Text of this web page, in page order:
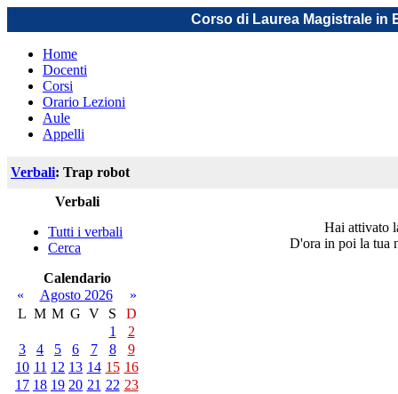
Corso di Laurea Magistrale in
Home
Docenti
Corsi
Orario Lezioni
Aule
Appelli
Verbali: Trap robot
Verbali
Tutti i verbali
Cerca
Calendario
«
Agosto 2026
»
L M M G V S
D
1
2
3
4 5 6 7 8
9
10 11 12 13 14 15 16
17 18 19 20 21 22 23
Hai attivato
D'ora in poi la tua